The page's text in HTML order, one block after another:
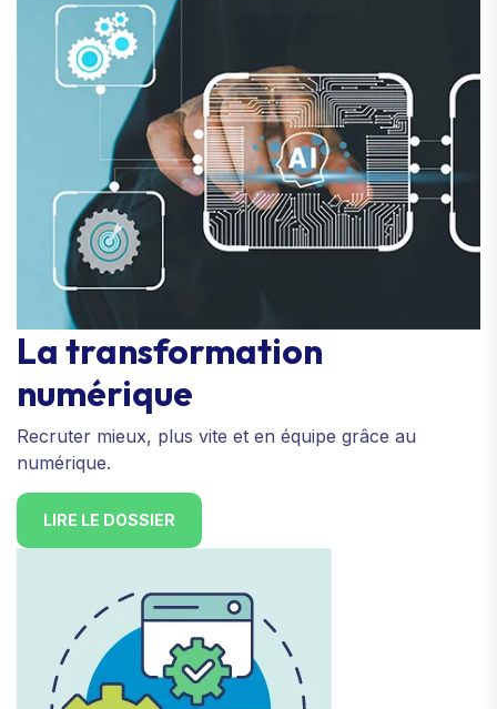
La transformation
numérique
Recruter mieux, plus vite et en équipe grâce au
numérique.
LIRE LE DOSSIER